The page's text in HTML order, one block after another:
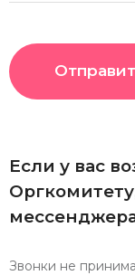
Если у вас
Звонки не